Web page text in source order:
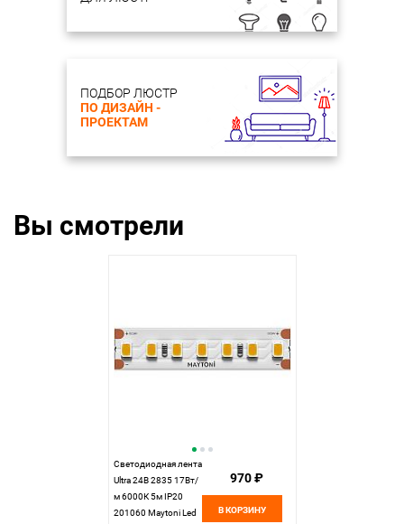
ПОДБОР ЛЮСТР
ПО ДИЗАЙН -
ПРОЕКТАМ
Вы смотрели
Светодиодная лента
Ultra 24В 2835 17Вт/
м 6000К 5м IP20
201060 Maytoni Led
970 ₽
В КОРЗИНУ